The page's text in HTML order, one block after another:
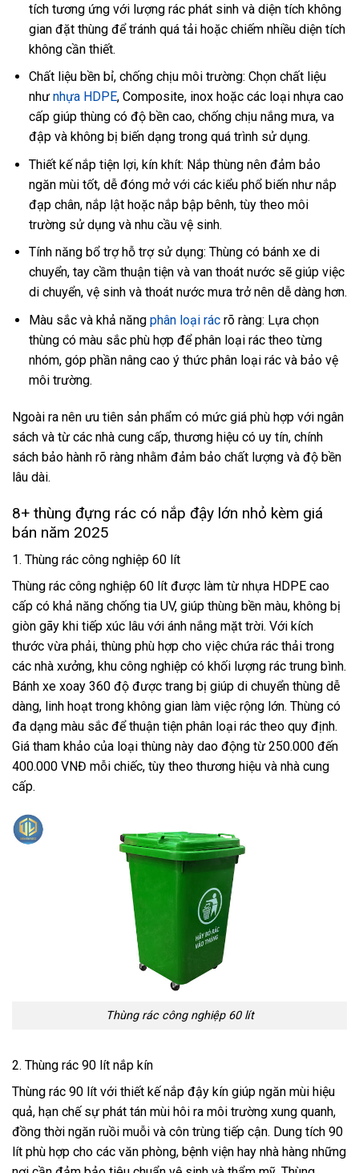
tích tương ứng với lượng rác phát sinh và diện tích không
gian đặt thùng để tránh quá tải hoặc chiếm nhiều diện tích
không cần thiết.
Chất liệu bền bỉ, chống chịu môi trường: Chọn chất liệu
như nhựa HDPE, Composite, inox hoặc các loại nhựa cao
cấp giúp thùng có độ bền cao, chống chịu nắng mưa, va
đập và không bị biến dạng trong quá trình sử dụng.
Thiết kế nắp tiện lợi, kín khít: Nắp thùng nên đảm bảo
ngăn mùi tốt, dễ đóng mở với các kiểu phổ biến như nắp
đạp chân, nắp lật hoặc nắp bập bênh, tùy theo môi
trường sử dụng và nhu cầu vệ sinh.
Tính năng bổ trợ hỗ trợ sử dụng: Thùng có bánh xe di
chuyển, tay cầm thuận tiện và van thoát nước sẽ giúp việc
di chuyển, vệ sinh và thoát nước mưa trở nên dễ dàng hơn.
Màu sắc và khả năng phân loại rácrõ ràng: Lựa chọn
thùng có màu sắc phù hợp để phân loại rác theo từng
nhóm, góp phần nâng cao ý thức phân loại rác và bảo vệ
môi trường.
Ngoài ra nên ưu tiên sản phẩm có mức giá phù hợp với ngân
sách và từ các nhà cung cấp, thương hiệu có uy tín, chính
sách bảo hành rõ ràng nhằm đảm bảo chất lượng và độ bền
lâu dài.
8+ thùng đựng rác có nắp đậy lớn nhỏ kèm giá
bán năm 2025
1. Thùng rác công nghiệp 60 lít
Thùng rác công nghiệp 60 lít được làm từ nhựa HDPE cao
cấp có khả năng chống tia UV, giúp thùng bền màu, không bị
giòn gãy khi tiếp xúc lâu với ánh nắng mặt trời. Với kích
thước vừa phải, thùng phù hợp cho việc chứa rác thải trong
các nhà xưởng, khu công nghiệp có khối lượng rác trung bình.
Bánh xe xoay 360 độ được trang bị giúp di chuyển thùng dễ
dàng, linh hoạt trong không gian làm việc rộng lớn. Thùng có
đa dạng màu sắc để thuận tiện phân loại rác theo quy định.
Giá tham khảo của loại thùng này dao động từ 250.000 đến
400.000 VNĐ mỗi chiếc, tùy theo thương hiệu và nhà cung
cấp.
Thùng rác công nghiệp 60 lít
2. Thùng rác 90 lít nắp kín
Thùng rác 90 lít với thiết kế nắp đậy kín giúp ngăn mùi hiệu
quả, hạn chế sự phát tán mùi hôi ra môi trường xung quanh,
đồng thời ngăn ruồi muỗi và côn trùng tiếp cận. Dung tích 90
lít phù hợp cho các văn phòng, bệnh viện hay nhà hàng những